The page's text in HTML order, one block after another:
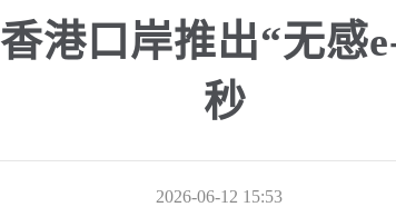
港口岸推出“无感
秒
2026-06-12 15:53